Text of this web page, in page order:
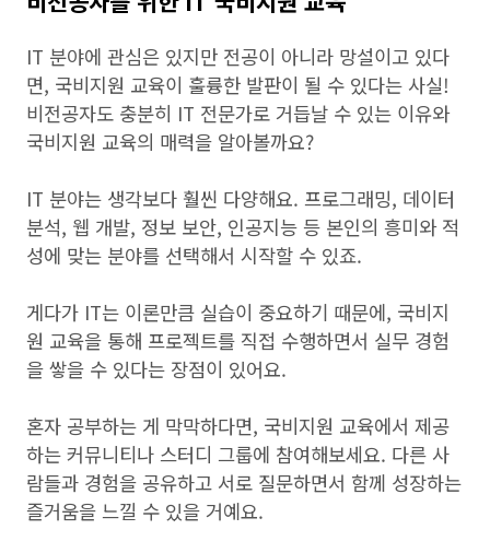
IT 분야에 관심은 있지만 전공이 아니라 망설이고 있다
면, 국비지원 교육이 훌륭한 발판이 될 수 있다는 사실!
비전공자도 충분히 IT 전문가로 거듭날 수 있는 이유와
국비지원 교육의 매력을 알아볼까요?
IT 분야는 생각보다 훨씬 다양해요. 프로그래밍, 데이터
분석, 웹 개발, 정보 보안, 인공지능 등 본인의 흥미와 적
성에 맞는 분야를 선택해서 시작할 수 있죠.
게다가 IT는 이론만큼 실습이 중요하기 때문에, 국비지
원 교육을 통해 프로젝트를 직접 수행하면서 실무 경험
을 쌓을 수 있다는 장점이 있어요.
혼자 공부하는 게 막막하다면, 국비지원 교육에서 제공
하는 커뮤니티나 스터디 그룹에 참여해보세요. 다른 사
람들과 경험을 공유하고 서로 질문하면서 함께 성장하는
즐거움을 느낄 수 있을 거예요.